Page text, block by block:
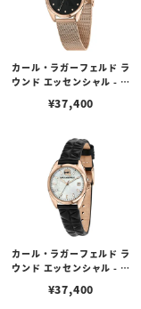
カール・ラガーフェルド ラ
ウンド エッセンシャル - ブ
ャー ダイヤル ローズゴー
¥37,400
カール・ラガーフェルド ラ
ウンド エッセンシャル - ホ
ド アイコン ダイヤル ブラ
¥37,400